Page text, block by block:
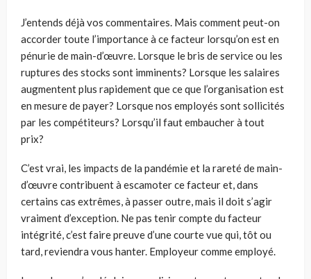
J’entends déjà vos commentaires. Mais comment peut-on
accorder toute l’importance à ce facteur lorsqu’on est en
pénurie de main-d’œuvre. Lorsque le bris de service ou les
ruptures des stocks sont imminents? Lorsque les salaires
augmentent plus rapidement que ce que l’organisation est
en mesure de payer? Lorsque nos employés sont sollicités
par les compétiteurs? Lorsqu’il faut embaucher à tout
prix?
C’est vrai, les impacts de la pandémie et la rareté de main-
d’œuvre contribuent à escamoter ce facteur et, dans
certains cas extrêmes, à passer outre, mais il doit s’agir
vraiment d’exception. Ne pas tenir compte du facteur
intégrité, c’est faire preuve d’une courte vue qui, tôt ou
tard, reviendra vous hanter. Employeur comme employé.